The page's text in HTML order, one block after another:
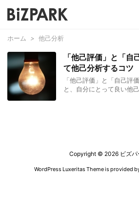
ホーム > 他己分析
「他己評価」と「自
て他己分析するコツ
「他己評価」と「自己評
と、自分にとって良い他
Copyright © 2026 ビズパ
WordPress Luxeritas Theme is provided